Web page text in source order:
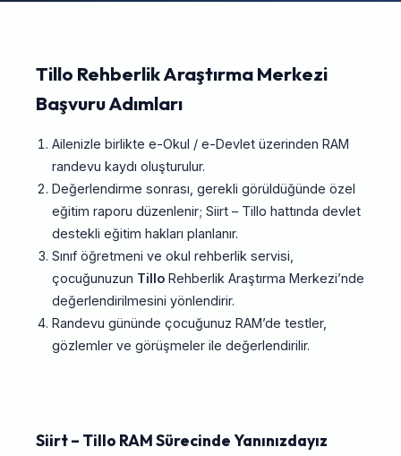
Tillo Rehberlik Araştırma Merkezi
Başvuru Adımları
Ailenizle birlikte e-Okul / e-Devlet üzerinden RAM
randevu kaydı oluşturulur.
Değerlendirme sonrası, gerekli görüldüğünde özel
eğitim raporu düzenlenir; Siirt – Tillo hattında devlet
destekli eğitim hakları planlanır.
Sınıf öğretmeni ve okul rehberlik servisi,
çocuğunuzun TilloRehberlik Araştırma Merkezi’nde
değerlendirilmesini yönlendirir.
Randevu gününde çocuğunuz RAM’de testler,
gözlemler ve görüşmeler ile değerlendirilir.
Siirt – Tillo RAM Sürecinde Yanınızdayız